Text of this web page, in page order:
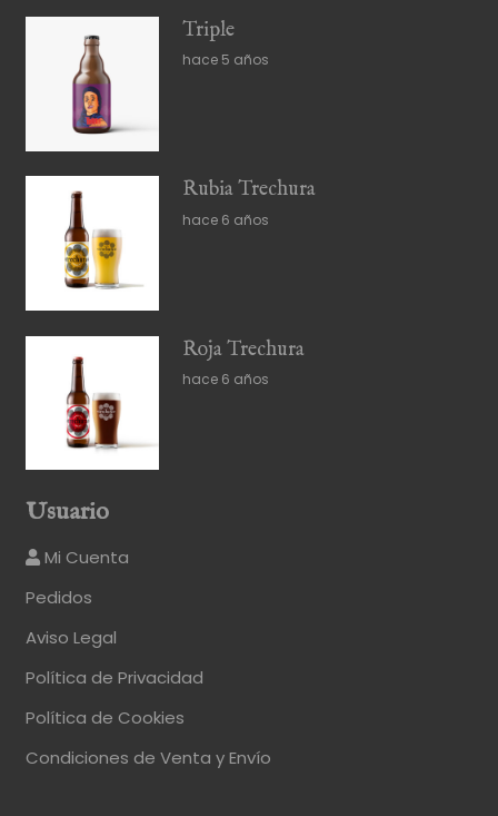
Triple
hace 5 años
Rubia Trechura
hace 6 años
Roja Trechura
hace 6 años
Usuario
Mi Cuenta
Pedidos
Aviso Legal
Política de Privacidad
Política de Cookies
Condiciones de Venta y Envío